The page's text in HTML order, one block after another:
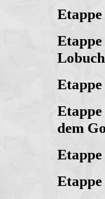
Etappe
dem